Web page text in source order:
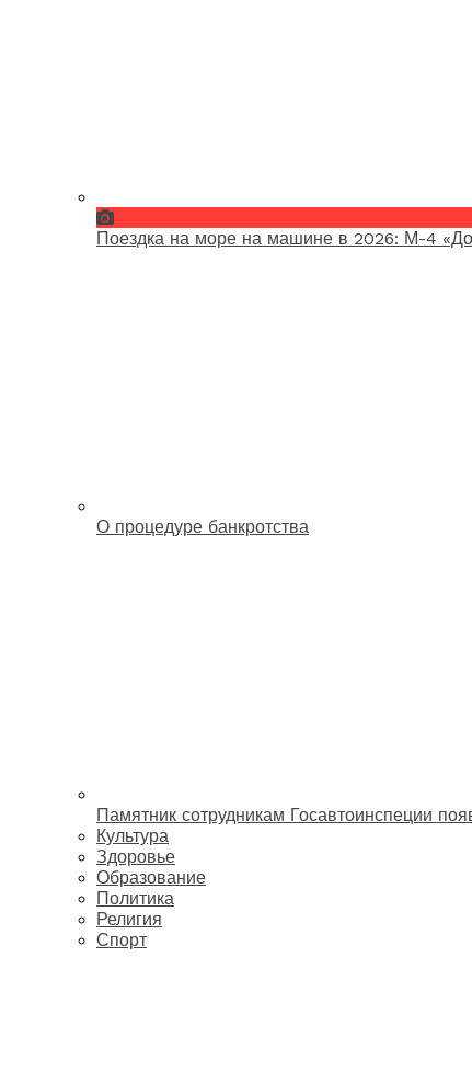
Поездка на море на машине в 2026: М-4
О процедуре банкротства
Памятник сотрудникам Госавтоинспеции
Культура
Здоровье
Образование
Политика
Религия
Спорт